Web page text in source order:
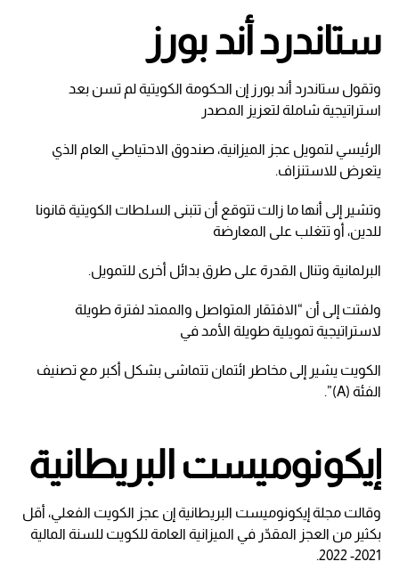
ستاندرد أند بورز
وتقول ستاندرد أند بورز إن الحكومة الكويتية لم تسن بعد
استراتيجية شاملة لتعزيز المصدر
الرئيسي لتمويل عجز الميزانية، صندوق الاحتياطي العام الذي
يتعرض للاستنزاف.
وتشير إلى أنها ما زالت تتوقع أن تتبنى السلطات الكويتية قانونا
للدين، أو تتغلب على المعارضة
البرلمانية وتنال القدرة على طرق بدائل أخرى للتمويل.
ولفتت إلى أن “الافتقار المتواصل والممتد لفترة طويلة
لاستراتيجية تمويلية طويلة الأمد في
الكويت يشير إلى مخاطر ائتمان تتماشى بشكل أكبر مع تصنيف
الفئة (A)”.
إيكونوميست البريطانية
وقالت مجلة إيكونوميست البريطانية إن عجز الكويت الفعلي، أقل
بكثير من العجز المقدّر في الميزانية العامة للكويت للسنة المالية
2021- 2022.